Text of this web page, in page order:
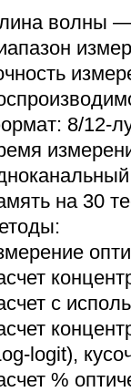
волны —
8/12-
на 30
с
logit),
%